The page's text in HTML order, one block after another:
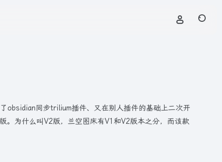
obsidian同步trilium插件、又在别人插件的基础上二次开
为什么叫V2版，兰空图床有V1和V2版本之分，而该款